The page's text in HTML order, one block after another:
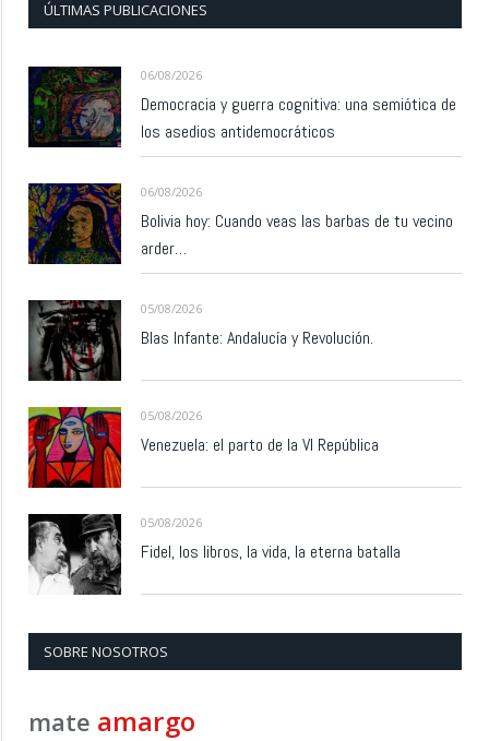
ÚLTIMAS PUBLICACIONES
06/08/2026
Democracia y guerra cognitiva: una semiótica de
los asedios antidemocráticos
06/08/2026
Bolivia hoy: Cuando veas las barbas de tu vecino
arder…
05/08/2026
Blas Infante: Andalucía y Revolución.
05/08/2026
Venezuela: el parto de la VI República
05/08/2026
Fidel, los libros, la vida, la eterna batalla
SOBRE NOSOTROS
mate amargo